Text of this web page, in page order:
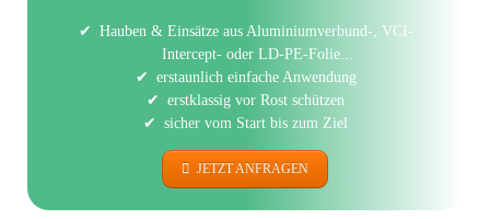
Hauben & Einsätze aus Aluminiumverbund-, VCI-
Intercept- oder LD-PE-Folie...
erstaunlich einfache Anwendung
erstklassig vor Rost schützen
sicher vom Start bis zum Ziel
JETZT ANFRAGEN